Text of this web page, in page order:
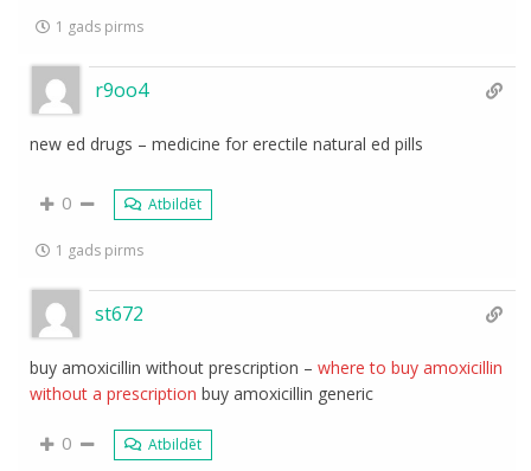
1 gads pirms
r9oo4
new ed drugs – medicine for erectile natural ed pills
0 Atbildēt
1 gads pirms
st672
buy amoxicillin without prescription –where to buy amoxicillin
without a prescription buy amoxicillin generic
0 Atbildēt